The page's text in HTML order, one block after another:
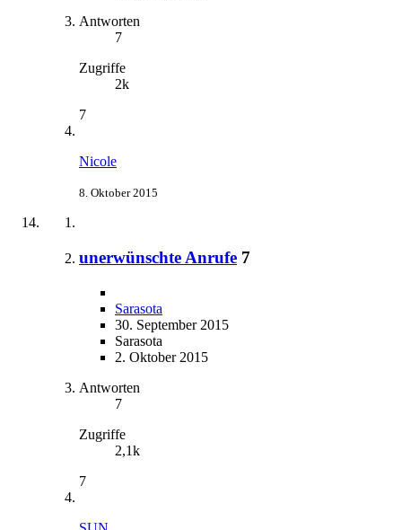
Antworten
7
Zugriffe
2k
7
Nicole
8. Oktober 2015
unerwünschte Anrufe 7
Sarasota
30. September 2015
Sarasota
2. Oktober 2015
Antworten
7
Zugriffe
2,1k
7